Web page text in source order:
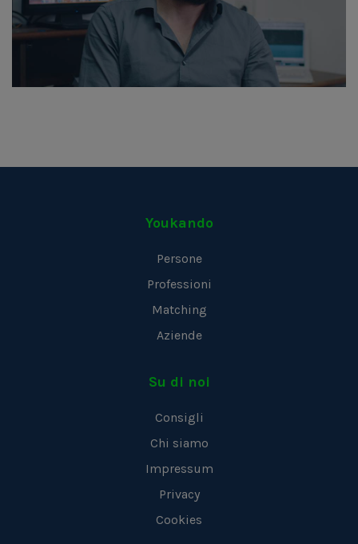
Youkando
Persone
Professioni
Matching
Aziende
Su di noi
Consigli
Chi siamo
Impressum
Privacy
Cookies